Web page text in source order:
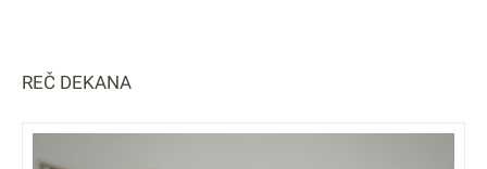
REČ DEKANA